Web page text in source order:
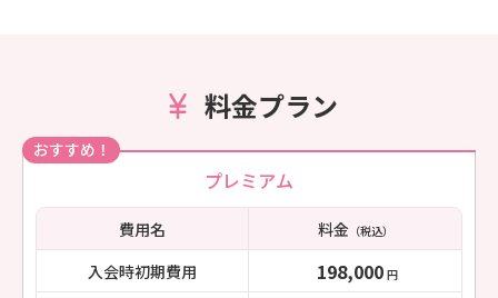
料金プラン
おすすめ！
プレミアム
費用名 料金（税込）
入会時初期費用 198,000 円